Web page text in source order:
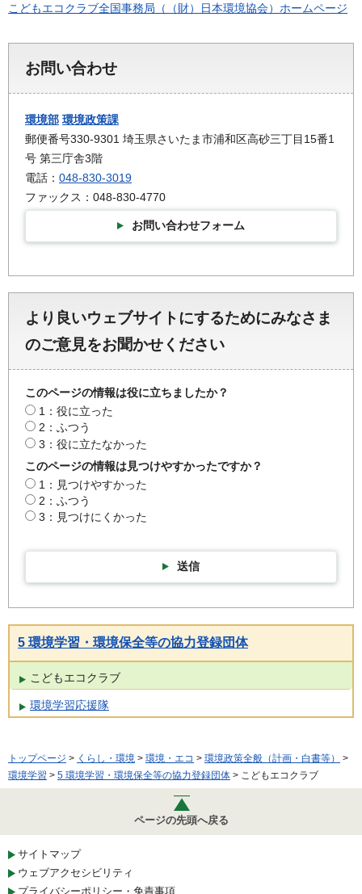
こどもエコクラブ全国事務局（（財）日本環境協会）ホームページ
お問い合わせ
環境部 環境政策課
郵便番号330-9301 埼玉県さいたま市浦和区高砂三丁目15番1
号 第三庁舎3階
電話： 048-830-3019
ファックス：048-830-4770
お問い合わせフォーム
より良いウェブサイトにするためにみなさま
のご意見をお聞かせください
このページの情報は役に立ちましたか？
1：役に立った
2：ふつう
3：役に立たなかった
このページの情報は見つけやすかったですか？
1：見つけやすかった
2：ふつう
3：見つけにくかった
送信
5 環境学習・環境保全等の協力登録団体
こどもエコクラブ
環境学習応援隊
トップページ > くらし・環境 > 環境・エコ > 環境政策全般（計画・白書等）
>
環境学習 > 5 環境学習・環境保全等の協力登録団体 > こどもエコクラブ
ページの先頭へ戻る
サイトマップ
ウェブアクセシビリティ
プライバシーポリシー・免責事項